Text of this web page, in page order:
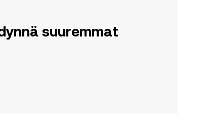
suuremmat